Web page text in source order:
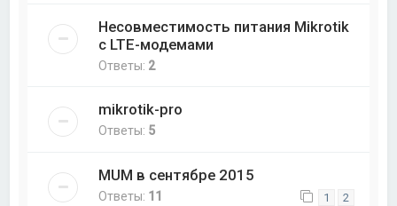
Несовместимость питания Mikrotik
с LTE-модемами
Ответы: 2
mikrotik-pro
Ответы: 5
MUM в сентябре 2015
Ответы: 11 1 2